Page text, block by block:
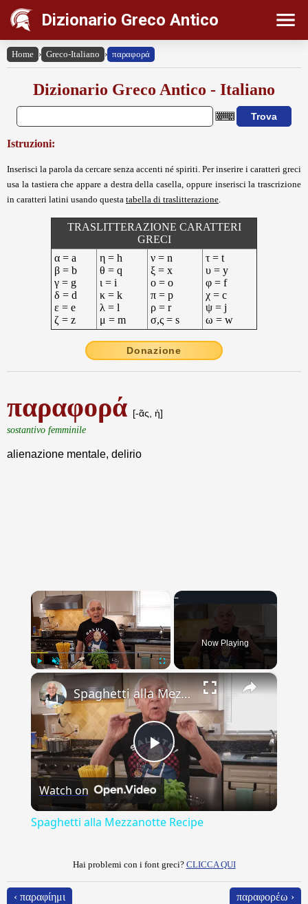
Dizionario Greco Antico
Home › Greco-Italiano › παραφορά
Dizionario Greco Antico - Italiano
Istruzioni:
Inserisci la parola da cercare senza accenti né spiriti. Per inserire i caratteri greci
usa la tastiera che appare a destra della casella, oppure inserisci la trascrizione
in caratteri latini usando questa tabella di traslitterazione
TRASLITTERAZIONE CARATTERI
GRECI
α = a
β = b
γ = g
δ = d
ε = e
ζ = z
η = h
θ = q
ι = i
κ = k
λ = l
μ = m
ν = n
ξ = x
ο = o
π = p
ρ = r
σ,ς = s
τ = t
υ = y
φ = f
χ = c
ψ = j
ω = w
Donazione
παραφορά [-ᾶς, ἡ]
sostantivo femminile
alienazione mentale, delirio
Unmute
Now Playing
×
Play
Video
Spaghetti alla Mezzanotte Recipe
Watch on
Spaghetti alla Mezzanotte Recipe
Hai problemi con i font greci? CLICCA QUI
‹ παραφίημι παραφορέω ›